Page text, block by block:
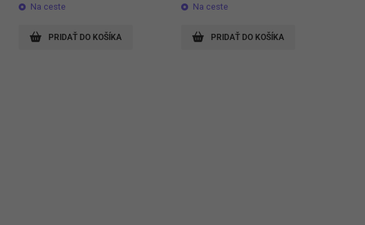
Na ceste
PRIDAŤ DO KOŠÍKA
Na ceste
PRIDAŤ DO KOŠÍKA